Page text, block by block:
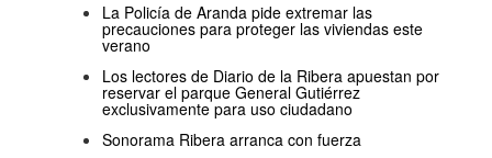
La Policía de Aranda pide extremar las
precauciones para proteger las viviendas este
verano
Los lectores de Diario de la Ribera apuestan por
reservar el parque General Gutiérrez
exclusivamente para uso ciudadano
Sonorama Ribera arranca con fuerza